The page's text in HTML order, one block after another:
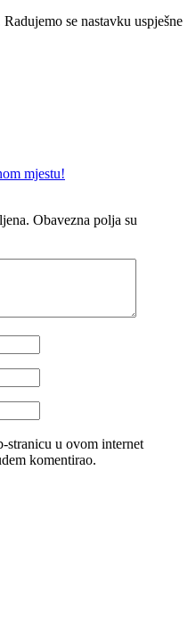
se nastavku uspješne
mjestu!
Obavezna polja su
stranicu u ovom internet
komentirao.